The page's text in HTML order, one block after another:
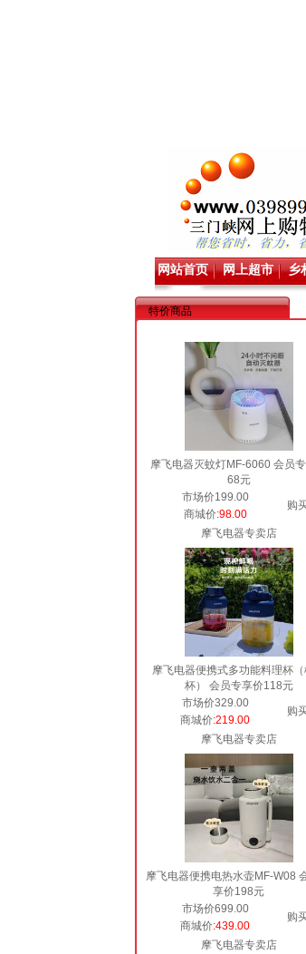
网站首页 网上超市 乡
特价商品
摩飞电器灭蚊灯MF-6060 会员
68元
市场价199.00
购
商城价:98.00
摩飞电器专卖店
摩飞电器便携式多功能料理杯
杯） 会员专享价118元
市场价329.00
购
商城价:219.00
摩飞电器专卖店
摩飞电器便携电热水壶MF-W08
享价198元
市场价699.00
购
商城价:439.00
摩飞电器专卖店